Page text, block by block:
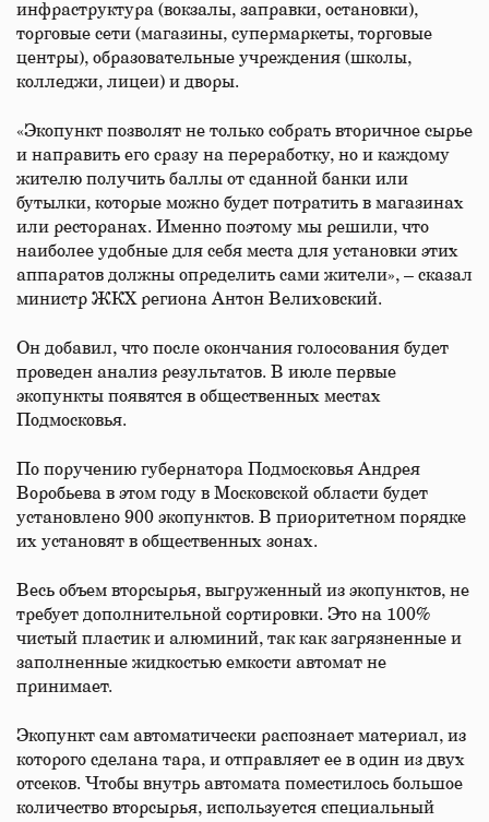
инфраструктура (вокзалы, заправки, остановки),
торговые сети (магазины, супермаркеты, торговые
центры), образовательные учреждения (школы,
колледжи, лицеи) и дворы.
«Экопункт позволят не только собрать вторичное сырье
и направить его сразу на переработку, но и каждому
жителю получить баллы от сданной банки или
бутылки, которые можно будет потратить в магазинах
или ресторанах. Именно поэтому мы решили, что
наиболее удобные для себя места для установки этих
аппаратов должны определить сами жители», – сказал
министр ЖКХ региона Антон Велиховский.
Он добавил, что после окончания голосования будет
проведен анализ результатов. В июле первые
экопункты появятся в общественных местах
Подмосковья.
По поручению губернатора Подмосковья Андрея
Воробьева в этом году в Московской области будет
установлено 900 экопунктов. В приоритетном порядке
их установят в общественных зонах.
Весь объем вторсырья, выгруженный из экопунктов, не
требует дополнительной сортировки. Это на 100%
чистый пластик и алюминий, так как загрязненные и
заполненные жидкостью емкости автомат не
принимает.
Экопункт сам автоматически распознает материал, из
которого сделана тара, и отправляет ее в один из двух
отсеков. Чтобы внутрь автомата поместилось большое
количество вторсырья, используется специальный